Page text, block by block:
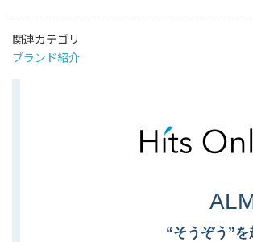
関連カテゴリ
ブランド紹介
“そうぞう”